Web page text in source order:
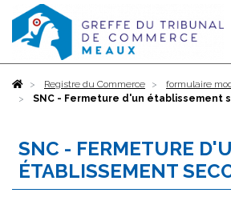
AccueilRegistre du Commerce
formulaire
SNC - Fermeture d'un établissement
SNC - FERMETURE
ÉTABLISSEMENT